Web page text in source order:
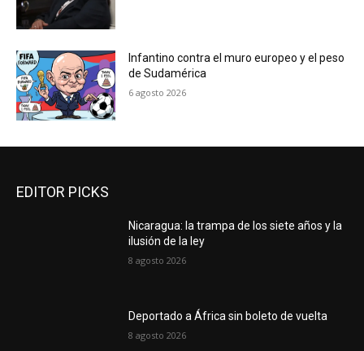
Infantino contra el muro europeo y el peso
de Sudamérica
6 agosto 2026
EDITOR PICKS
Nicaragua: la trampa de los siete años y la
ilusión de la ley
8 agosto 2026
Deportado a África sin boleto de vuelta
8 agosto 2026